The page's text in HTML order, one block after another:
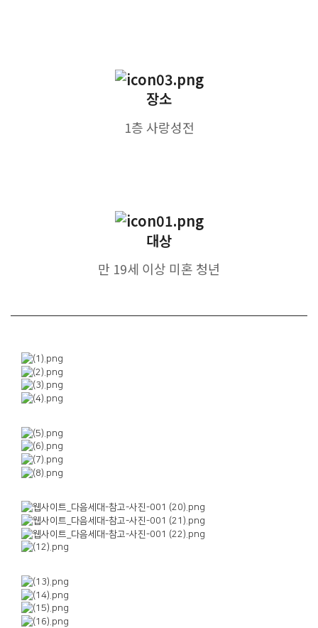
장소
1층 사랑성전
대상
만 19세 이상 미혼 청년